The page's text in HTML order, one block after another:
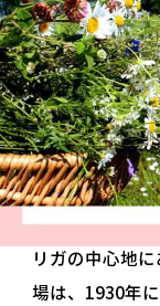
リガの中心地
場は、1930年